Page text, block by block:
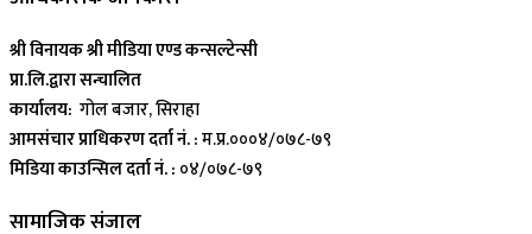
श्री विनायक श्री मीडिया एण्ड कन्सल्टेन्सी
प्रा.लि.द्वारा सन्चालित
कार्यालय: गोल बजार, सिराहा
आमसंचार प्राधिकरण दर्ता नं. :म.प्र.०००४/०७८-७९
मिडिया काउन्सिल दर्ता नं. : ०४/०७८-७९
सामाजिक संजाल